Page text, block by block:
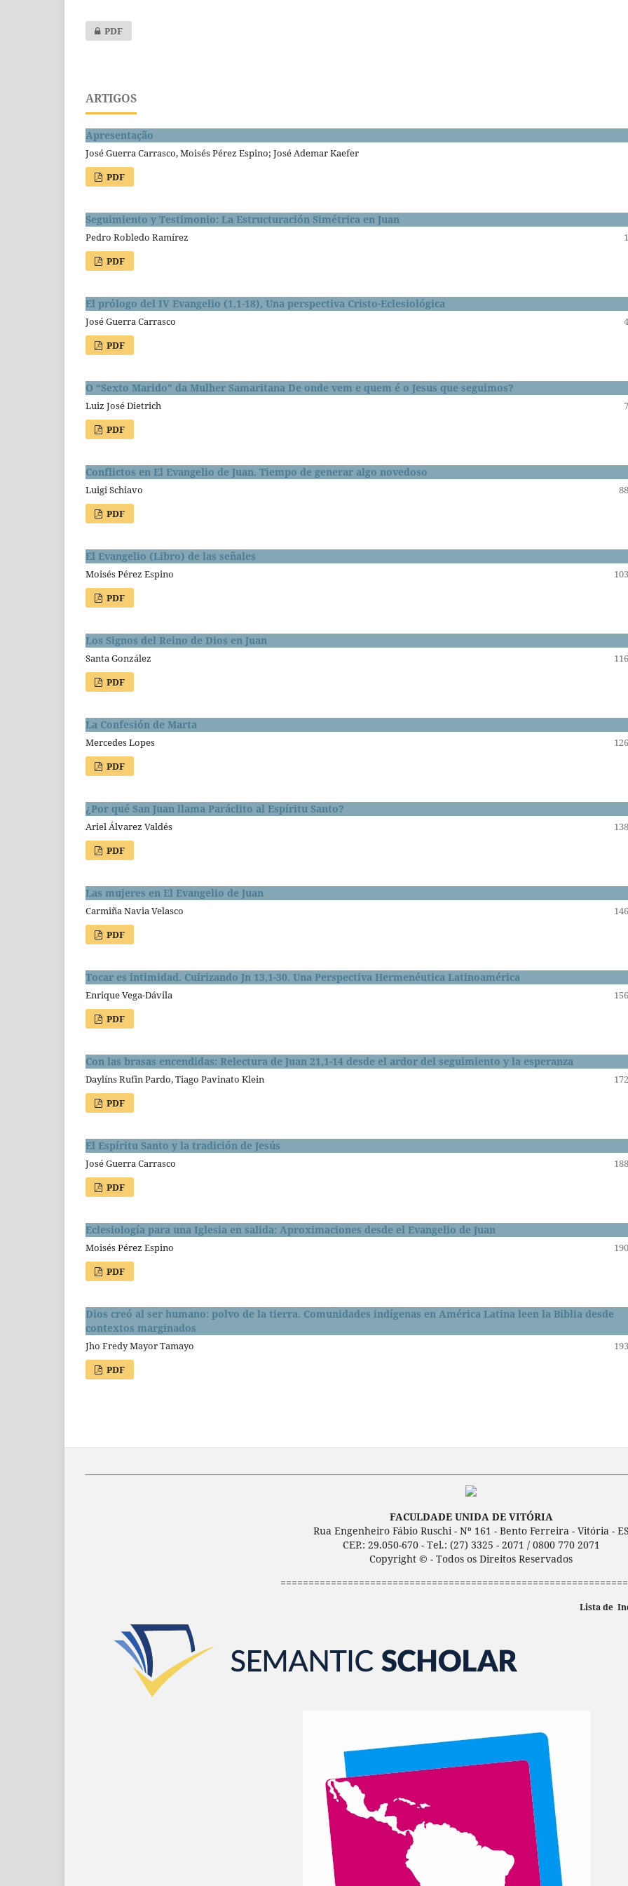
PDF
ARTIGOS
Apresentação
José Guerra Carrasco, Moisés Pérez Espino; José Ademar Kaefer
PDF
Seguimiento y Testimonio: La Estructuración Simétrica en Juan
Pedro Robledo Ramírez
PDF
El prólogo del IV Evangelio (1,1-18), Una perspectiva Cristo-Eclesiológica
José Guerra Carrasco
PDF
O “Sexto Marido” da Mulher Samaritana De onde vem e quem é o Jesus que seguimos?
Luiz José Dietrich
PDF
Conflictos en El Evangelio de Juan. Tiempo de generar algo novedoso
Luigi Schiavo
PDF
El Evangelio (Libro) de las señales
Moisés Pérez Espino
PDF
Los Signos del Reino de Dios en Juan
Santa González
PDF
La Confesión de Marta
Mercedes Lopes
PDF
¿Por qué San Juan llama Paráclito al Espíritu Santo?
Ariel Álvarez Valdés
PDF
Las mujeres en El Evangelio de Juan
Carmiña Navia Velasco
PDF
Tocar es intimidad. Cuirizando Jn 13,1-30. Una Perspectiva Hermenéutica Latinoamérica
Enrique Vega-Dávila
PDF
Con las brasas encendidas: Relectura de Juan 21,1-14 desde el ardor del seguimiento y la esperanza
Daylíns Rufin Pardo, Tiago Pavinato Klein
PDF
El Espíritu Santo y la tradición de Jesús
José Guerra Carrasco
PDF
Eclesiología para una Iglesia en salida: Aproximaciones desde el Evangelio de Juan
Moisés Pérez Espino
PDF
Dios creó al ser humano: polvo de la tierra. Comunidades indígenas en América Latina leen la Biblia desde
contextos marginados
Jho Fredy Mayor Tamayo
PDF
FACULDADE UNIDA DE VITÓRIA
Rua Engenheiro Fábio Ruschi - Nº 161 - Bento Ferreira - Vitória -
CEP.: 29.050-670 - Tel.: (27) 3325 - 2071 / 0800 770 2071
Copyright © - Todos os Direitos Reservados
Lista de